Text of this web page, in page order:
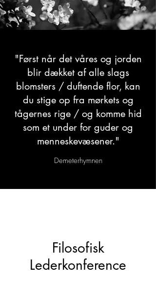
"Først når det våres og jorden
blir dækket af alle slags
blomsters / duftende flor, kan
du stige op fra mørkets og
tågernes rige / og komme hid
som et under for guder og
menneskevæsener."
Demeterhymnen
Filosofisk
Lederkonference